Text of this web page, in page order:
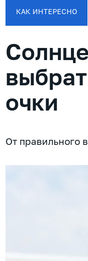
КАК ИНТЕРЕСНО
очки
От правильного